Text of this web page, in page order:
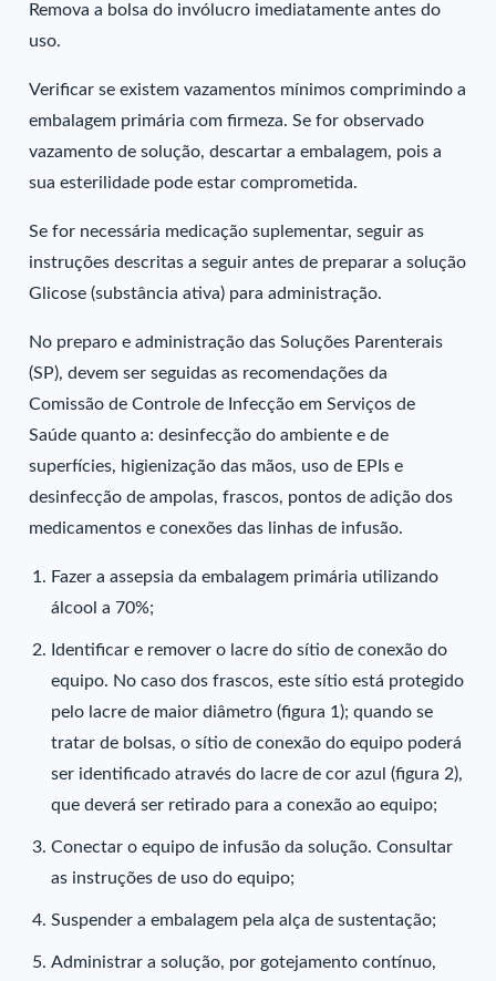
Remova a bolsa do invólucro imediatamente antes do
uso.
Verificar se existem vazamentos mínimos comprimindo a
embalagem primária com firmeza. Se for observado
vazamento de solução, descartar a embalagem, pois a
sua esterilidade pode estar comprometida.
Se for necessária medicação suplementar, seguir as
instruções descritas a seguir antes de preparar a solução
Glicose (substância ativa) para administração.
No preparo e administração das Soluções Parenterais
(SP), devem ser seguidas as recomendações da
Comissão de Controle de Infecção em Serviços de
Saúde quanto a: desinfecção do ambiente e de
superfícies, higienização das mãos, uso de EPIs e
desinfecção de ampolas, frascos, pontos de adição dos
medicamentos e conexões das linhas de infusão.
Fazer a assepsia da embalagem primária utilizando
álcool a 70%;
Identificar e remover o lacre do sítio de conexão do
equipo. No caso dos frascos, este sítio está protegido
pelo lacre de maior diâmetro (figura 1); quando se
tratar de bolsas, o sítio de conexão do equipo poderá
ser identificado através do lacre de cor azul (figura 2),
que deverá ser retirado para a conexão ao equipo;
Conectar o equipo de infusão da solução. Consultar
as instruções de uso do equipo;
Suspender a embalagem pela alça de sustentação;
Administrar a solução, por gotejamento contínuo,